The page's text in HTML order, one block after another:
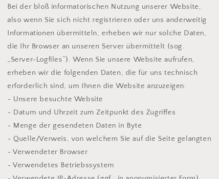
Bei der bloß informatorischen Nutzung unserer Website,
also wenn Sie sich nicht registrieren oder uns anderweitig
Informationen übermitteln, erheben wir nur solche Daten,
die Ihr Browser an unseren Server übermittelt (sog.
„Server-Logfiles“). Wenn Sie unsere Website aufrufen,
erheben wir die folgenden Daten, die für uns technisch
erforderlich sind, um Ihnen die Website anzuzeigen:
- Unsere besuchte Website
- Datum und Uhrzeit zum Zeitpunkt des Zugriffes
- Menge der gesendeten Daten in Byte
- Quelle/Verweis, von welchem Sie auf die Seite gelangten
- Verwendeter Browser
- Verwendetes Betriebssystem